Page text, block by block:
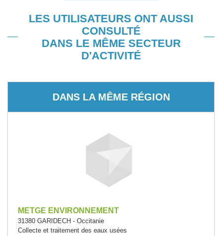
LES UTILISATEURS ONT AUSSI
CONSULTÉ
DANS LE MÊME SECTEUR
D'ACTIVITÉ
DANS LA MÊME RÉGION
METGE ENVIRONNEMENT
31380 GARIDECH - Occitanie
Collecte et traitement des eaux usées